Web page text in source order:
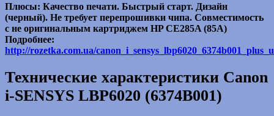
Плюсы: Качество печати. Быстрый старт. Дизайн
(черный). Не требует перепрошивки чипа. Совместимость
с не оригинальным картриджем HP СЕ285A (85А)
Подробнее:
http://rozetka.com.ua/
Технические характеристики Canon
i-SENSYS LBP6020 (6374B001)